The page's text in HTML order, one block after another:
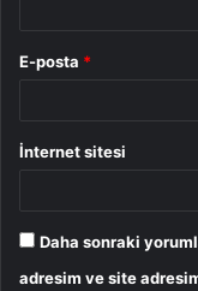
E-posta *
İnternet sitesi
Daha sonraki
adresim ve site